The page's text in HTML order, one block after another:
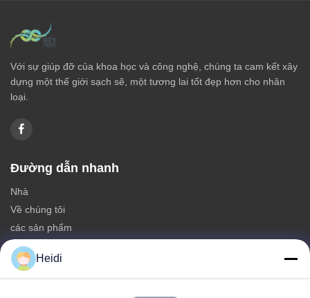
Với sự giúp đỡ của khoa học và công nghệ, chúng ta cam kết xây
dựng một thế giới sạch sẽ, một tương lai tốt đẹp hơn cho nhân
loại.
Đường dẫn nhanh
Nhà
Về chúng tôi
các sản phẩm
Liên hệ với chúng tôi
Các loại
Heidi